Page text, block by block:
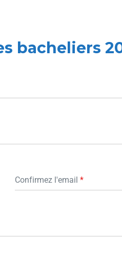
bacheliers
Confirmez l'email *